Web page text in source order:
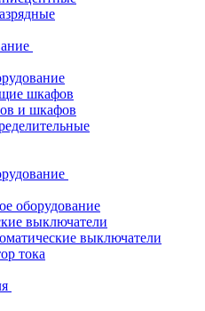
шкафов
и шкафов
оборудование
выключатели
выключатели
тока